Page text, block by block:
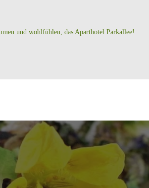
und wohlfühlen, das Aparthotel Parkallee!